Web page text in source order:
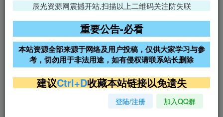
免费领支付宝红包
腾讯轻量4核4G3M服务器38元/
阿里云2核2G200M服务器68元/
年
雨云高防免备案服务器
超低价文字广告位招租 超低价文字广告位招租
超低价文字广告位招租
辰光资源网震撼开站,扫描以上二维码关注防失联
重要公告-必看
本站资源全部来源于网络及用户投稿，仅供大家学习与参
考，切勿用于非法用途，如有侵权请联系站长删除
建议Ctrl+D收藏本站链接以免遗失
登陆/注册 加入QQ群